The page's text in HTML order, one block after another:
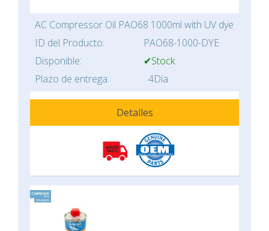
AC Compressor Oil PAO68 1000ml with UV dye
ID del Producto:
PAO68-1000-DYE
Disponible:
✔Stock
Plazo de entrega:
4Día
Detalles